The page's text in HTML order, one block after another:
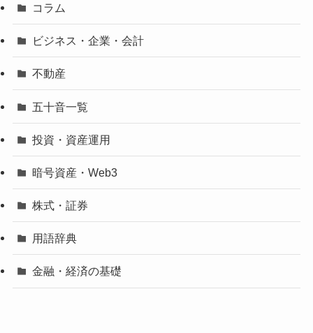
コラム
ビジネス・企業・会計
不動産
五十音一覧
投資・資産運用
暗号資産・Web3
株式・証券
用語辞典
金融・経済の基礎